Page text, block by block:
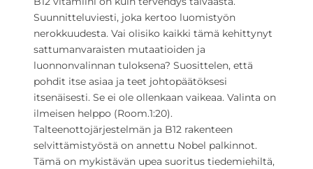
Suunnitteluviesti, joka kertoo luomistyön
nerokkuudesta. Vai olisiko kaikki tämä kehittynyt
sattumanvaraisten mutaatioiden ja
luonnonvalinnan tuloksena? Suosittelen, että
pohdit itse asiaa ja teet johtopäätöksesi
itsenäisesti. Se ei ole ollenkaan vaikeaa. Valinta on
ilmeisen helppo (Room.1:20).
Talteenottojärjestelmän ja B12 rakenteen
selvittämistyöstä on annettu Nobel palkinnot.
Tämä on mykistävän upea suoritus tiedemiehiltä,